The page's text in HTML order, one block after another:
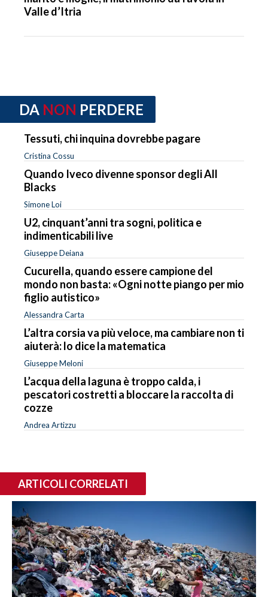
Valle d’Itria
DA NON PERDERE
Tessuti, chi inquina dovrebbe pagare
Cristina Cossu
Quando Iveco divenne sponsor degli All
Blacks
Simone Loi
U2, cinquant’anni tra sogni, politica e
indimenticabili live
Giuseppe Deiana
Cucurella, quando essere campione del
mondo non basta: «Ogni notte piango per mio
figlio autistico»
Alessandra Carta
L’altra corsia va più veloce, ma cambiare non ti
aiuterà: lo dice la matematica
Giuseppe Meloni
L’acqua della laguna è troppo calda, i
pescatori costretti a bloccare la raccolta di
cozze
Andrea Artizzu
ARTICOLI CORRELATI